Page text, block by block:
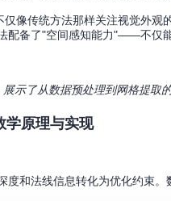
像传统方法那样关注视觉外观
配备了"空间感知能力"——不仅
示了从数据预处理到网格提取
学原理与实现
度和法线信息转化为优化约束。